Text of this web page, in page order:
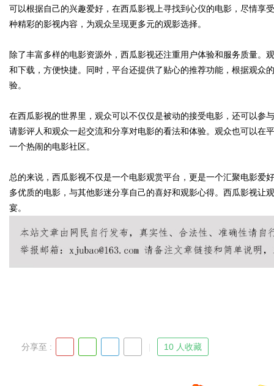
可以根据自己的兴趣爱好，在西瓜影视上寻找到心仪的电影，尽情享
种精彩的影视内容，为观众呈现更多元的观影选择。
除了丰富多样的电影资源外，西瓜影视还注重用户体验和服务质量。
和下载，方便快捷。同时，平台还提供了贴心的推荐功能，根据观众
验。
在西瓜影视的世界里，观众可以不仅仅是被动的接受电影，还可以参
请影评人和观众一起交流和分享对电影的看法和体验。观众也可以在
一个热闹的电影社区。
总的来说，西瓜影视不仅是一个电影观赏平台，更是一个汇聚电影爱
多优质的电影，与其他影迷分享自己的喜好和观影心得。西瓜影视让
宴。
分享至 : 10 人收藏